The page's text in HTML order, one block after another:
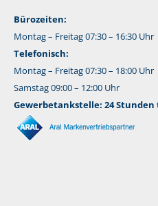
Bürozeiten:
Montag – Freitag 07:30 – 16:30 Uhr
Telefonisch:
Montag – Freitag 07:30 – 18:00 Uhr
Samstag 09:00 – 12:00 Uhr
Gewerbetankstelle: 24 Stunden